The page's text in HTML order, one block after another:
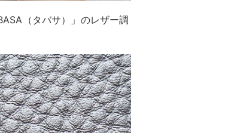
（タバサ）」のレザー調